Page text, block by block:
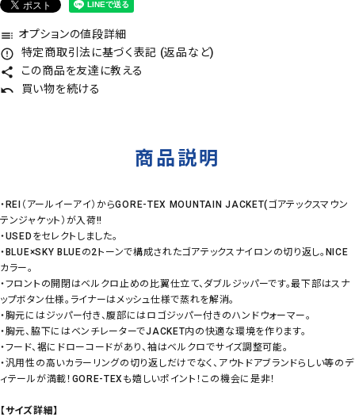
toc オプションの値段詳細
error_outline 特定商取引法に基づく表記 (返品など)
share この商品を友達に教える
undo 買い物を続ける
商品説明
・REI（アールイーアイ）からGORE-TEX MOUNTAIN JACKET(ゴアテックスマウン
テンジャケット）が入荷!!
・USEDをセレクトしました。
・BLUE×SKY BLUEの2トーンで構成されたゴアテックスナイロンの切り返し。NICE
カラー。
・フロントの開閉はベルクロ止めの比翼仕立て、ダブルジッパーです。最下部はスナ
ップボタン仕様。ライナーはメッシュ仕様で蒸れを解消。
・胸元にはジッパー付き、腹部にはロゴジッパー付きのハンドウォーマー。
・胸元、脇下にはベンチレーターでJACKET内の快適な環境を作ります。
・フード、裾にドローコードがあり、袖はベルクロでサイズ調整可能。
・汎用性の高いカラーリングの切り返しだけでなく、アウトドアブランドらしい等のデ
ィテールが満載！GORE-TEXも嬉しいポイント！この機会に是非！
【サイズ詳細】